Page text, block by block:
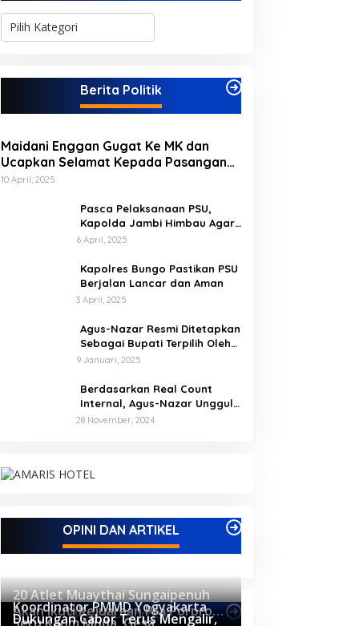
K
g
Berita Politik
Maidani Enggan Gugat Ke MK dan
Ucapkan Selamat Kepada Pasangan
Dedy-Dayat
10 April, 2025
Pasca Pelaksanaan PSU,
Kapolda Jambi Himbau Agar
Semua Pihak Jaga Situasi
6 April, 2025
Kapolres Bungo Pastikan PSU
Berjalan Lancar dan Aman
3 April, 2025
Agus-Nazar Resmi Ditetapkan
Sebagai Bupati Terpilih Oleh
KPU Kabupaten Tebo
9 Januari, 2025
Berdasarkan Real Count
Internal, Agus-Nazar Unggul
61 Persen dari Aspan-Tono
28 November, 2024
OPINI DAN ARTIKEL
Berita Olahraga
20 Atlet Muaythai Sungaipenuh
Akan Ikuti Kejuaraan Pra Porprov
Koordinator PMMD Yogyakarta
Seru Kaum Muda, Gesa
Dukungan Cabor Terus Mengalir,